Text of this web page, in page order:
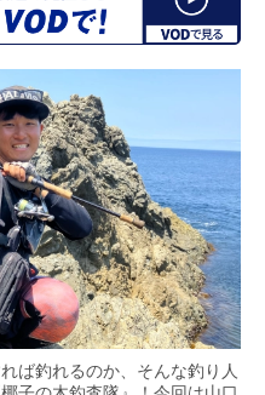
ば釣れるのか、そんな釣り人